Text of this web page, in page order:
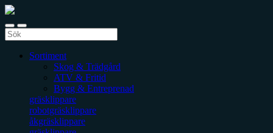
Sortiment
Skog & Trädgård
ATV & Fritid
Bygg & Entreprenad
gräsklippare
robotgräsklippare
åkgräsklippare